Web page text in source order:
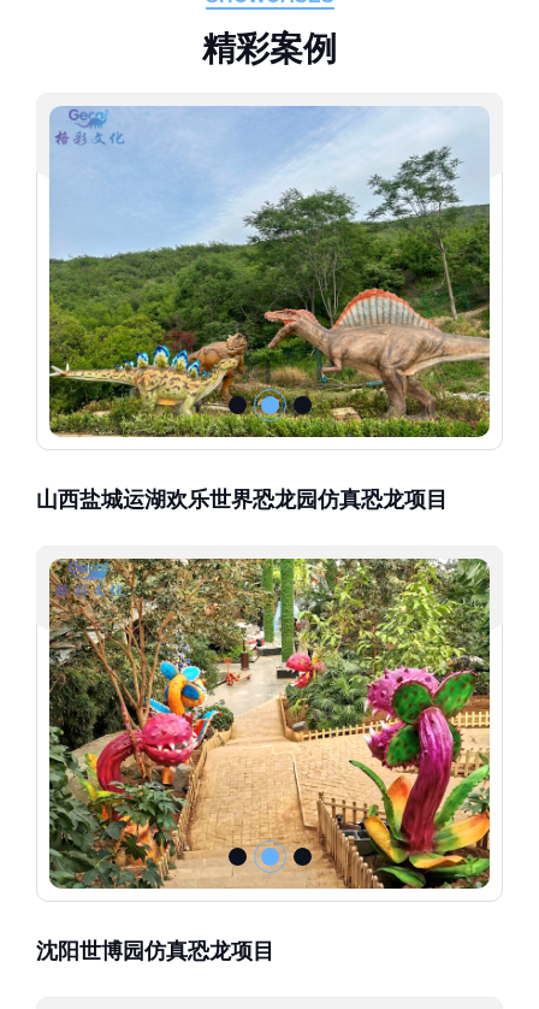
精彩案例
山西盐城运湖欢乐世界恐龙园仿真恐龙项目
沈阳世博园仿真恐龙项目